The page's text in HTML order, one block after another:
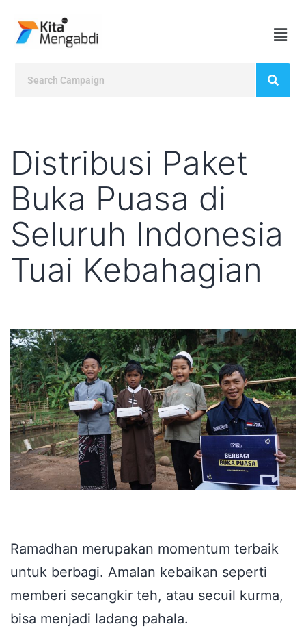
Distribusi Paket
Buka Puasa di
Seluruh Indonesia
Tuai Kebahagian
Ramadhan merupakan momentum terbaik
untuk berbagi. Amalan kebaikan seperti
memberi secangkir teh, atau secuil kurma,
bisa menjadi ladang pahala.